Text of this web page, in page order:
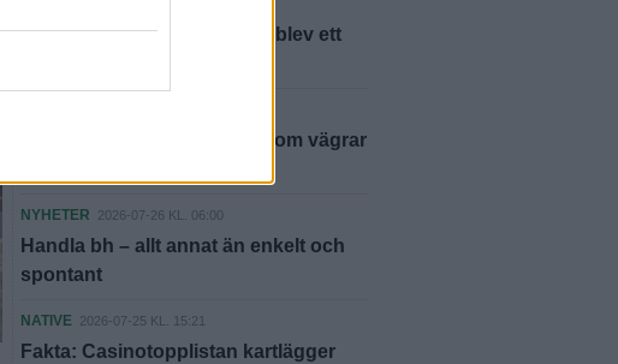
Ewa och Marianne: "Flytten blev ett
Horst – en friidrottslegend som vägrar
NYHETER 2026-07-26 KL. 06:00
Handla bh – allt annat än enkelt och
spontant
NATIVE 2026-07-25 KL. 15:21
Fakta: Casinotopplistan kartlägger